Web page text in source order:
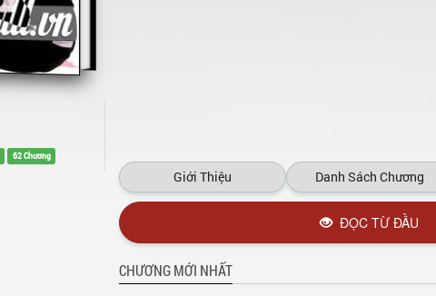
62 Chương
Giới Thiệu Danh Sách Chương
ĐỌC TỪ ĐẦU
CHƯƠNG MỚI NHẤT